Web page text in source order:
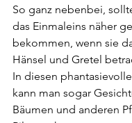
So ganz nebenbei,
das Einmaleins näher
bekommen, wenn sie
Hänsel und Gretel
In diesen
kann man sogar
Bäumen und anderen